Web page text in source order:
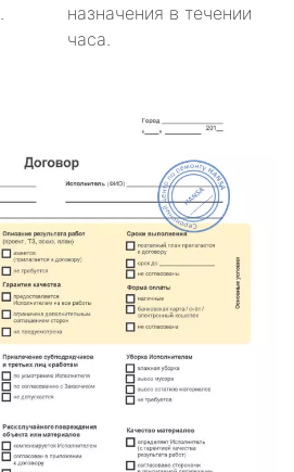
назначения в течении
часа.